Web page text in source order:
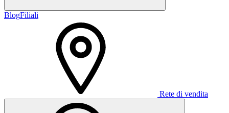
BlogFiliali
Rete di vendita